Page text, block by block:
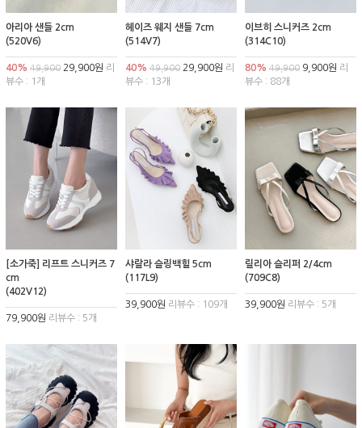
아리아 샌들 2cm
(520V6)
40% 49,900 29,900원 리
뷰수 : 1개
헤이즈 웨지 샌들 7cm
(514V7)
40% 49,90029,900원 리
뷰수 : 13개
이브히 스니커즈 2cm
(314C10)
80% 49,9009,900원 리
뷰수 : 88개
[소가죽] 리프트 스니커즈 7
cm
(402V12)
79,900원 리뷰수 : 5개
샤랄라 슬링백힐 5cm
(117L9)
39,900원 리뷰수 : 109개
릴리아 슬리퍼 2/4cm
(709C8)
39,900원 리뷰수 : 5개